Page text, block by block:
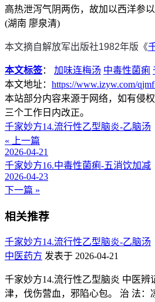
高热泄泻气阴两伤，故加以西洋参以
(湖南 廖泉清)
本文摘自解放军出版社1982年版《
本文标签： 加味连梅汤 中毒性菌痢
本文地址： https://www.izyw.com/
本站部分内容来源于网络，如有侵
三个工作日内改正。
千家妙方14.流行性乙型脑炎-乙脑汤
« 上一篇
2026-04-21
千家妙方16.中毒性菌痢-五消饮加减
2026-04-23
下一篇 »
相关推荐
千家妙方14.流行性乙型脑炎-乙脑汤
中医药方 发表于 2026-04-21
千家妙方14.流行性乙型脑炎 中医辨
津，伐伤营血，邪陷心包。 治 法：